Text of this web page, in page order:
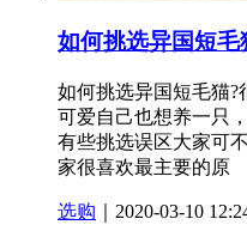
如何挑选异国短
如何挑选异国短毛猫?
可爱自己也想养一只
有些挑选误区大家可
家很喜欢最主要的原
选购 ｜2020-03-10